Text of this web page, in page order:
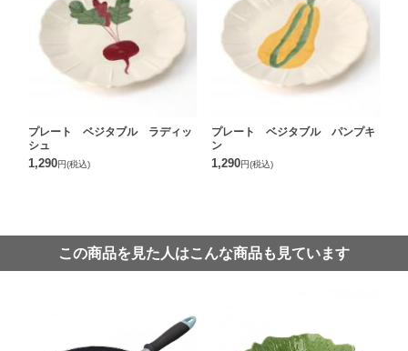
プレート ベジタブル ラディッ
シュ
1,290円(税込)
プレート ベジタブル パンプキ
ン
1,290円(税込)
この商品を見た人はこんな商品も見ています